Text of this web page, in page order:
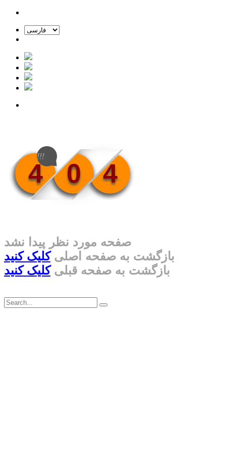
4 0 4
!!!
صفحه مورد نظر پیدا نشد
بازگشت به صفحه اصلیکلیک کنید
بازگشت به صفحه قبلیکلیک کنید